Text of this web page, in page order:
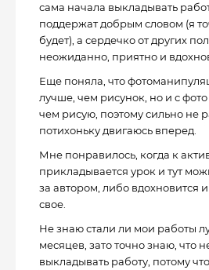
сама начала выкладывать
поддержат добрым словом (я
будет), а сердечко от других
неожиданно, приятно и
Еще поняла, что
лучше, чем рисунок, но и с
чем рисую, поэтому сильно не
потихоньку двигаюсь вперед.
Мне понравилось, когда к
прикладывается урок и тут
за автором, либо вдохновится и
свое.
Не знаю стали ли мои работы
месяцев, зато точно знаю, что
выкладывать работу, потому